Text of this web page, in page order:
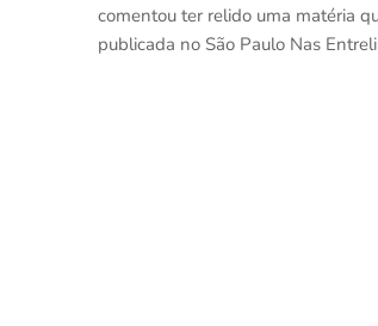
comentou ter relido uma matéria
publicada no São Paulo Nas